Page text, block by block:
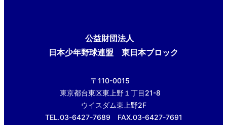
公益財団法人
日本少年野球連盟 東日本ブロック
〒110-0015
東京都台東区東上野１丁目21-8
ウイスダム東上野2F
TEL.03-6427-7689 FAX.03-6427-7691